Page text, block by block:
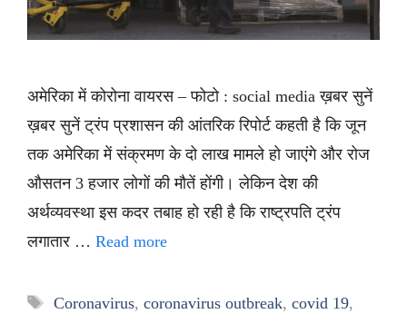
अमेरिका में कोरोना वायरस – फोटो : social media ख़बर सुनें
ख़बर सुनें ट्रंप प्रशासन की आंतरिक रिपोर्ट कहती है कि जून
तक अमेरिका में संक्रमण के दो लाख मामले हो जाएंगे और रोज
औसतन 3 हजार लोगों की मौतें होंगी। लेकिन देश की
अर्थव्यवस्था इस कदर तबाह हो रही है कि राष्ट्रपति ट्रंप
लगातार … Read more
Tags
Coronavirus, coronavirus outbreak, covid 19,